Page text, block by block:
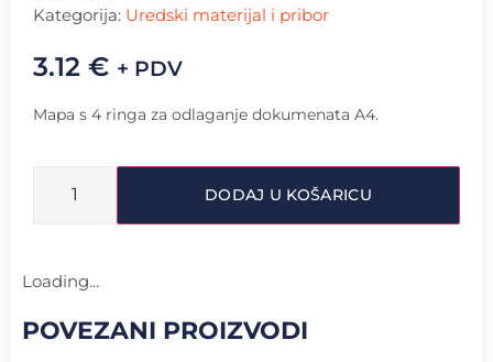
Kategorija: Uredski materijal i pribor
3.12 € + PDV
Mapa s 4 ringa za odlaganje dokumenata A4.
DODAJ U KOŠARICU
Loading...
POVEZANI PROIZVODI